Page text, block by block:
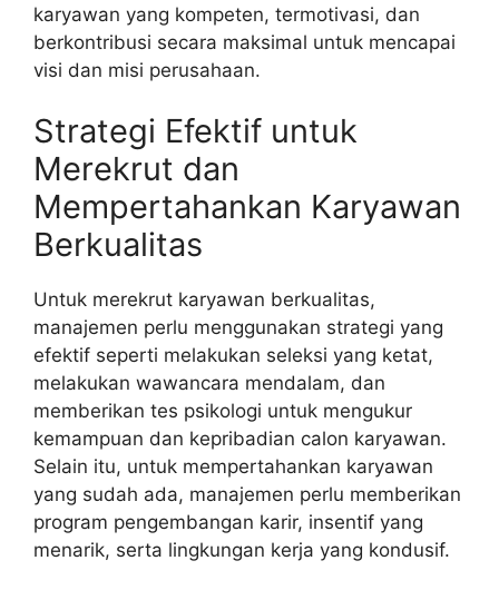
karyawan yang kompeten, termotivasi, dan
berkontribusi secara maksimal untuk mencapai
visi dan misi perusahaan.
Strategi Efektif untuk
Merekrut dan
Mempertahankan Karyawan
Berkualitas
Untuk merekrut karyawan berkualitas,
manajemen perlu menggunakan strategi yang
efektif seperti melakukan seleksi yang ketat,
melakukan wawancara mendalam, dan
memberikan tes psikologi untuk mengukur
kemampuan dan kepribadian calon karyawan.
Selain itu, untuk mempertahankan karyawan
yang sudah ada, manajemen perlu memberikan
program pengembangan karir, insentif yang
menarik, serta lingkungan kerja yang kondusif.